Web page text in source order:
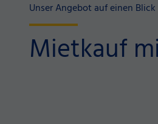
Unser Angebot auf einen Blick
Mietkauf